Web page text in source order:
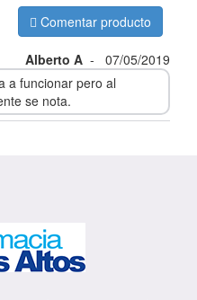
Comentar producto
Alberto A -
07/05/2019
a funcionar pero al
se nota.